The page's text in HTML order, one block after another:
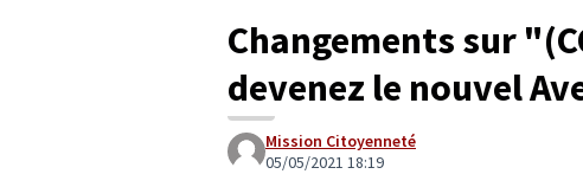
Changements sur
devenez le nouvel
Mission Citoyenneté
05/05/2021 18:19